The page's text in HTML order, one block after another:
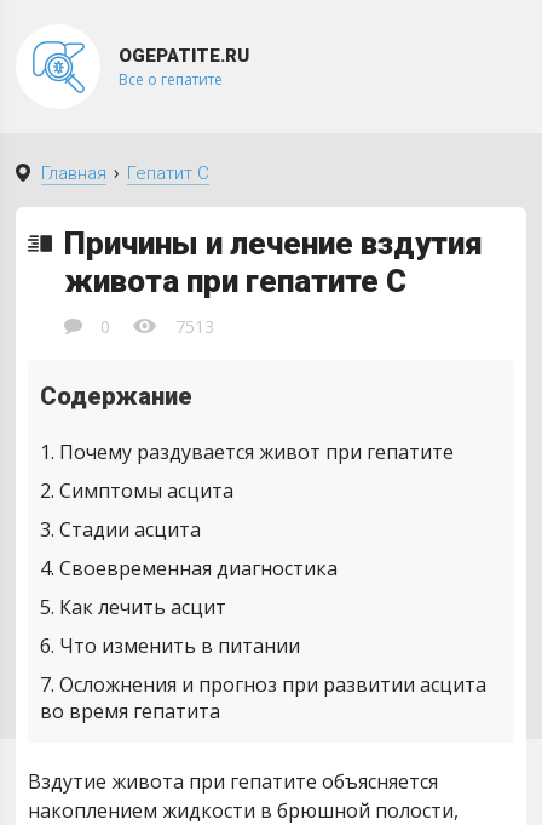
OGEPATITE.RU
Все о гепатите
Главная › Гепатит C
Причины и лечение вздутия
живота при гепатите С
0 7513
Содержание
1 Почему раздувается живот при гепатите
2 Симптомы асцита
3 Стадии асцита
4 Своевременная диагностика
5 Как лечить асцит
6 Что изменить в питании
7 Осложнения и прогноз при развитии асцита
во время гепатита
Вздутие живота при гепатите объясняется
накоплением жидкости в брюшной полости,